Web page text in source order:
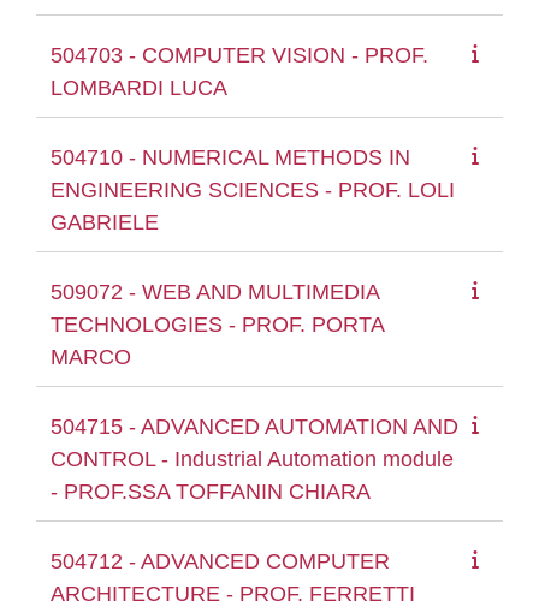
504703 - COMPUTER VISION - PROF.
LOMBARDI LUCA
504710 - NUMERICAL METHODS IN
ENGINEERING SCIENCES - PROF. LOLI
GABRIELE
509072 - WEB AND MULTIMEDIA
TECHNOLOGIES - PROF. PORTA
MARCO
504715 - ADVANCED AUTOMATION AND
CONTROL - Industrial Automation module
- PROF.SSA TOFFANIN CHIARA
504712 - ADVANCED COMPUTER
ARCHITECTURE - PROF. FERRETTI